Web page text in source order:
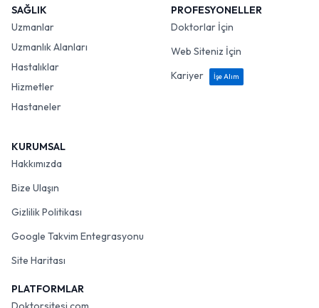
SAĞLIK
Uzmanlar
Uzmanlık Alanları
Hastalıklar
Hizmetler
Hastaneler
PROFESYONELLER
Doktorlar İçin
Web Siteniz İçin
Kariyer
İşe Alım
KURUMSAL
Hakkımızda
Bize Ulaşın
Gizlilik Politikası
Google Takvim Entegrasyonu
Site Haritası
PLATFORMLAR